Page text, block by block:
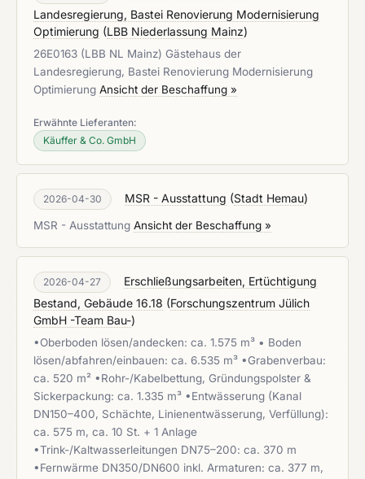
Landesregierung, Bastei Renovierung Modernisierung
Optimierung (LBB Niederlassung Mainz)
26E0163 (LBB NL Mainz) Gästehaus der
Landesregierung, Bastei Renovierung Modernisierung
Optimierung Ansicht der Beschaffung »
Erwähnte Lieferanten:
Käuffer & Co. GmbH
2026-04-30 MSR - Ausstattung (Stadt Hemau)
MSR - Ausstattung Ansicht der Beschaffung »
2026-04-27
Erschließungsarbeiten, Ertüchtigung
Bestand, Gebäude 16.18 (Forschungszentrum Jülich
GmbH -Team Bau-)
•Oberboden lösen/andecken: ca. 1.575 m³ • Boden
lösen/abfahren/einbauen: ca. 6.535 m³ •Grabenverbau:
ca. 520 m² •Rohr-/Kabelbettung, Gründungspolster &
Sickerpackung: ca. 1.335 m³ •Entwässerung (Kanal
DN150–400, Schächte, Linienentwässerung, Verfüllung):
ca. 575 m, ca. 10 St. + 1 Anlage
•Trink-/Kaltwasserleitungen DN75–200: ca. 370 m
•Fernwärme DN350/DN600 inkl. Armaturen: ca. 377 m,